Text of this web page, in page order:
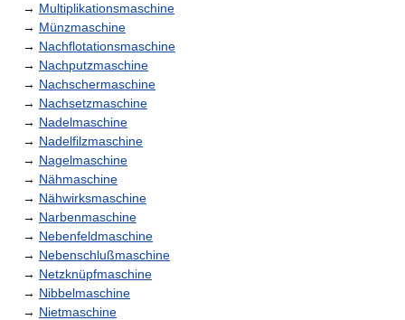
→ Multiplikationsmaschine
→ Münzmaschine
→ Nachflotationsmaschine
→ Nachputzmaschine
→ Nachschermaschine
→ Nachsetzmaschine
→ Nadelmaschine
→ Nadelfilzmaschine
→ Nagelmaschine
→ Nähmaschine
→ Nähwirksmaschine
→ Narbenmaschine
→ Nebenfeldmaschine
→ Nebenschlußmaschine
→ Netzknüpfmaschine
→ Nibbelmaschine
→ Nietmaschine